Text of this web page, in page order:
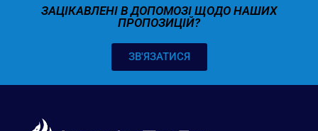
ЗАЦІКАВЛЕНІ В ДОПОМОЗІ ЩОДО НАШИХ
ПРОПОЗИЦІЙ?
ЗВ'ЯЗАТИСЯ